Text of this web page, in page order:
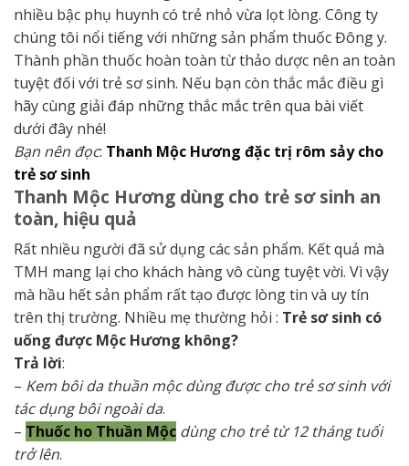
nhiều bậc phụ huynh có trẻ nhỏ vừa lọt lòng. Công ty
chúng tôi nổi tiếng với những sản phẩm thuốc Đông y.
Thành phần thuốc hoàn toàn từ thảo dược nên an toàn
tuyệt đối với trẻ sơ sinh. Nếu bạn còn thắc mắc điều gì
hãy cùng giải đáp những thắc mắc trên qua bài viết
dưới đây nhé!
Bạn nên đọc: Thanh Mộc Hương đặc trị rôm sảy cho
trẻ sơ sinh
Thanh Mộc Hương dùng cho trẻ sơ sinh an
toàn, hiệu quả
Rất nhiều người đã sử dụng các sản phẩm. Kết quả mà
TMH mang lại cho khách hàng vô cùng tuyệt vời. Vì vậy
mà hầu hết sản phẩm rất tạo được lòng tin và uy tín
trên thị trường. Nhiều mẹ thường hỏi : Trẻ sơ sinh có
uống được Mộc Hương không?
Trả lời:
– Kem bôi da thuần mộc dùng được cho trẻ sơ sinh với
tác dụng bôi ngoài da.
– Thuốc ho Thuần Mộc dùng cho trẻ từ 12 tháng tuổi
trở lên.